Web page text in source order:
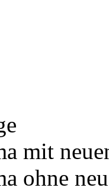
mit
ohne